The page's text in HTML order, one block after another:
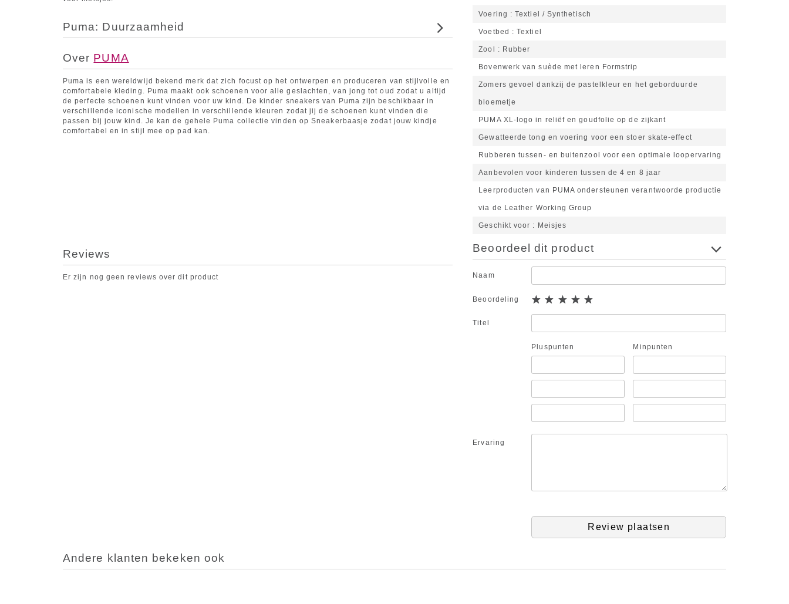
Puma: Duurzaamheid
Over PUMA
Puma is een wereldwijd bekend merk dat zich focust op het ontwerpen en produceren van stijlvolle en
comfortabele kleding. Puma maakt ook schoenen voor alle geslachten, van jong tot oud zodat u altijd
de perfecte schoenen kunt vinden voor uw kind. De kinder sneakers van Puma zijn beschikbaar in
verschillende iconische modellen in verschillende kleuren zodat jij de schoenen kunt vinden die
passen bij jouw kind. Je kan de gehele Puma collectie vinden op Sneakerbaasje zodat jouw kindje
comfortabel en in stijl mee op pad kan.
Voering Textiel / Synthetisch
Voetbed Textiel
Zool Rubber
Bovenwerk van suède met leren Formstrip
Zomers gevoel dankzij de pastelkleur en het geborduurde
bloemetje
PUMA XL-logo in reliëf en goudfolie op de zijkant
Gewatteerde tong en voering voor een stoer skate-effect
Rubberen tussen- en buitenzool voor een optimale loopervaring
Aanbevolen voor kinderen tussen de 4 en 8 jaar
Leerproducten van PUMA ondersteunen verantwoorde productie
via de Leather Working Group
Geschikt voor Meisjes
Reviews
Er zijn nog geen reviews over dit product
Beoordeel dit product
Naam
Beoordeling
Titel
Pluspunten Minpunten
Ervaring
Review plaatsen
Andere klanten bekeken ook